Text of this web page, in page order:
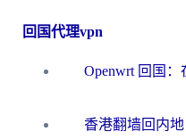
回国代理vpn